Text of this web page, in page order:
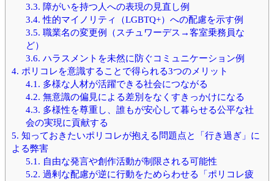
3.3. 障がいを持つ人への表現の見直し例
3.4. 性的マイノリティ（LGBTQ+）への配慮を示す例
3.5. 職業名の変更例（スチュワーデス→客室乗務員な
ど）
3.6. ハラスメントを未然に防ぐコミュニケーション例
4. ポリコレを意識することで得られる3つのメリット
4.1. 多様な人材が活躍できる社会につながる
4.2. 無意識の偏見による差別をなくすきっかけになる
4.3. 多様性を尊重し、誰もが安心して暮らせる公平な社
会の実現に貢献する
5. 知っておきたいポリコレが抱える問題点と「行き過ぎ」に
よる弊害
5.1. 自由な発言や創作活動が制限される可能性
5.2. 過剰な配慮が逆に行動をためらわせる「ポリコレ疲